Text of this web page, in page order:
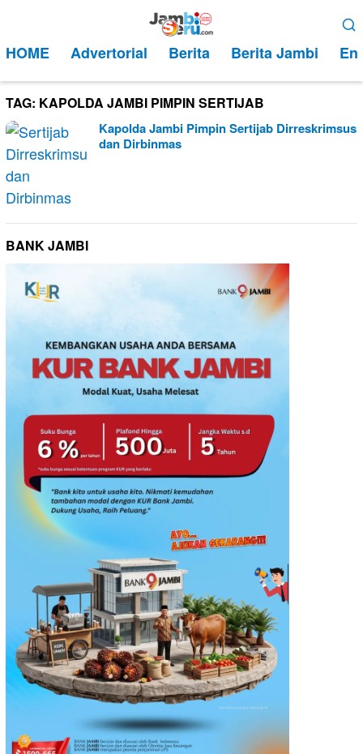
kontenMobile
HOME Advertorial Berita Berita Jambi
TAG: KAPOLDA JAMBI PIMPIN SERTIJAB
Kapolda Jambi Pimpin Sertijab Dirreskrimsus
dan Dirbinmas
BANK JAMBI